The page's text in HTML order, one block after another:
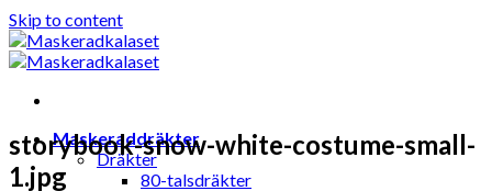
Skip to content
Maskeraddräkter
Dräkter
80-talsdräkter
storybook-snow-white-costume-small-
1.jpg